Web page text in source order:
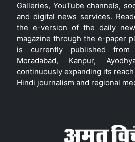
Galleries, YouTube channels,
and digital news services.
the e-version of the daily
magazine through the e-paper
is currently published from
Moradabad, Kanpur,
continuously expanding its
Hindi journalism and regional